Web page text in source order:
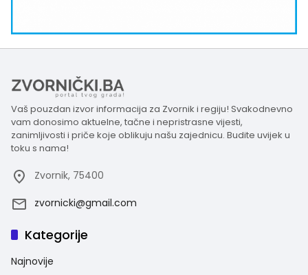
Vaš pouzdan izvor informacija za Zvornik i regiju! Svakodnevno
vam donosimo aktuelne, tačne i nepristrasne vijesti,
zanimljivosti i priče koje oblikuju našu zajednicu. Budite uvijek u
toku s nama!
Zvornik, 75400
zvornicki@gmail.com
Kategorije
Najnovije